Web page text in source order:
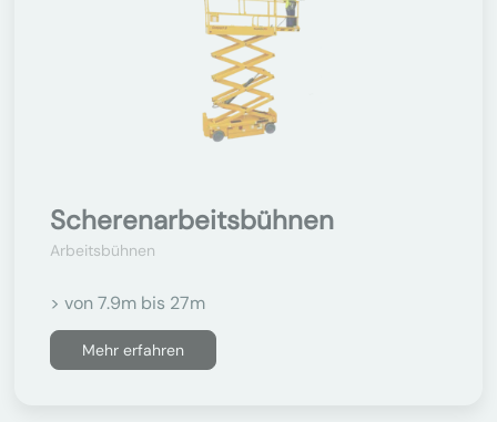
Scherenarbeitsbühnen
Arbeitsbühnen
> von 7.9m bis 27m
Mehr erfahren